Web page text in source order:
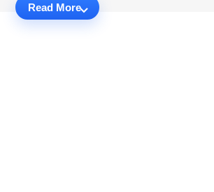
Read More